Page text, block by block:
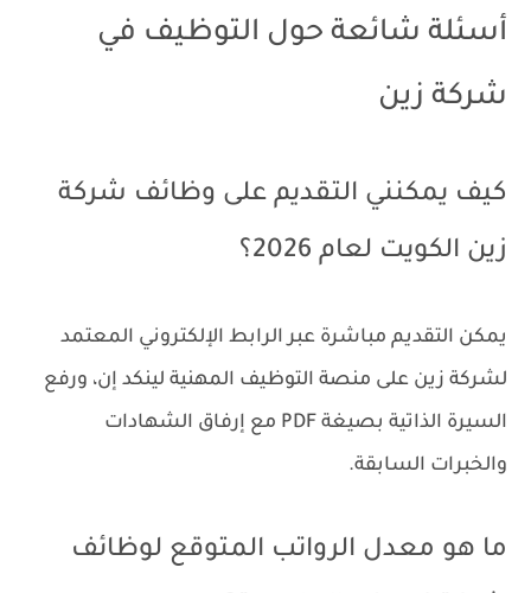
أسئلة شائعة حول التوظيف في
شركة زين
كيف يمكنني التقديم على وظائف شركة
زين الكويت لعام 2026؟
يمكن التقديم مباشرة عبر الرابط الإلكتروني المعتمد
لشركة زين على منصة التوظيف المهنية لينكد إن، ورفع
السيرة الذاتية بصيغة PDF مع إرفاق الشهادات
والخبرات السابقة.
ما هو معدل الرواتب المتوقع لوظائف